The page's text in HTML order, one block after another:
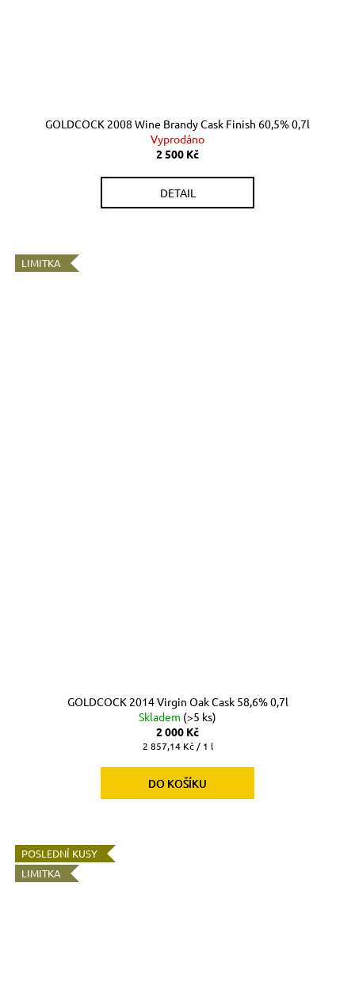
GOLDCOCK 2008 Wine Brandy Cask Finish 60,5% 0,7l
Vyprodáno
2 500 Kč
DETAIL
LIMITKA
GOLDCOCK 2014 Virgin Oak Cask 58,6% 0,7l
Skladem (>5 ks)
2 000 Kč
Měrná
2 857,14 Kč / 1 l
DO KOŠÍKU
POSLEDNÍ KUSY
LIMITKA